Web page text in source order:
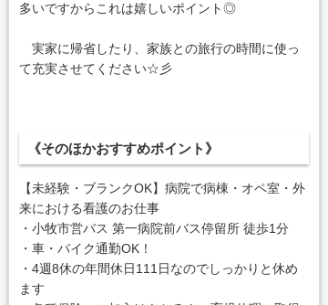
多いですからこれは嬉しいポイント◎
実家に帰省したり、家族との旅行の時間に使っ
て充実させてください☆彡
《そのほかおすすめポイント》
【未経験・ブランクOK】病院で病棟・オペ室・外
来における看護のお仕事
・小牧市営バス 第一病院前バス停留所 徒歩1分
・車・バイク通勤OK！
・4週8休の年間休日111日なのでしっかりと休め
ます